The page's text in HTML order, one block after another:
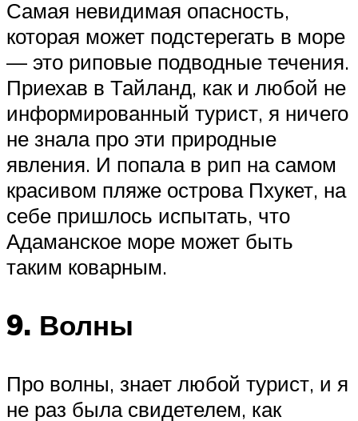
Самая невидимая опасность,
которая может подстерегать в море
— это риповые подводные течения.
Приехав в Тайланд, как и любой не
информированный турист, я ничего
не знала про эти природные
явления. И попала в рип на самом
красивом пляже острова Пхукет, на
себе пришлось испытать, что
Адаманское море может быть
таким коварным.
9. Волны
Про волны, знает любой турист, и я
не раз была свидетелем, как